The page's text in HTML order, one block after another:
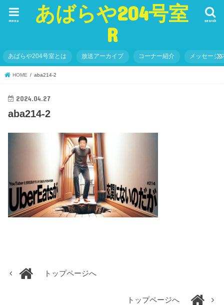
あばらや204号室
R
search
menu
あばらや204号室とは 放送アーカイブ コーナー紹介 メッセージ
HOME aba214-2
2024.04.27
aba214-2
トップページへ
トップページへ